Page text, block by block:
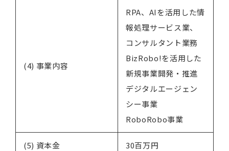
(4) 事業内容
RPA、AIを活用した情
報処理サービス業、
コンサルタント業務
BizRobo!を活用した
新規事業開発・推進
デジタルエージェン
シー事業
RoboRobo事業
(5) 資本金 30百万円